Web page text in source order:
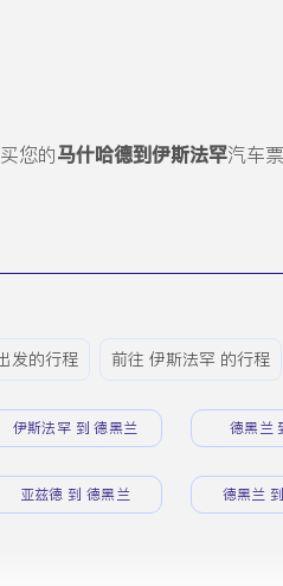
您的马什哈德到伊斯法罕汽车票
发的行程 前往 伊斯法罕 的行程
伊斯法罕 到 德黑兰 德黑兰
亚兹德 到 德黑兰 德黑兰